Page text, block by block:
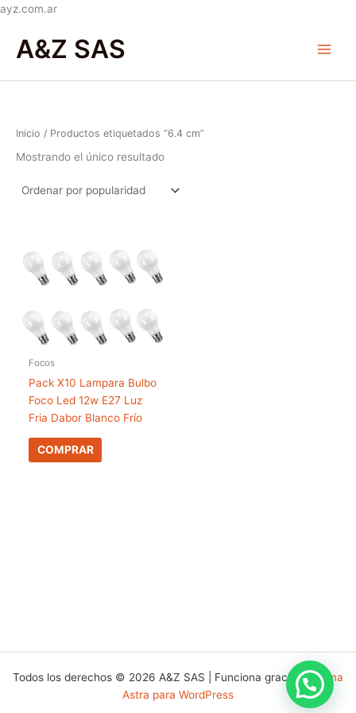
ayz.com.arIr
contenido
A&Z SAS
Menu
Inicio / Productos etiquetados “6.4 cm”
Mostrando el único resultado
Focos
Pack X10 Lampara Bulbo
Foco Led 12w E27 Luz
Fria Dabor Blanco Frío
COMPRAR
Todos los derechos © 2026 A&Z SAS | Funciona gracias aTema
Astra para WordPress